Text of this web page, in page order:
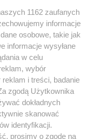
1162 zaufanych
informacje
osobowe, takie jak
informacje wysyłane
w celu
wybór
i treści, badanie
zgodą Użytkownika
dokładnych
skanować
identyfikacji.
prosimy o zgodę na